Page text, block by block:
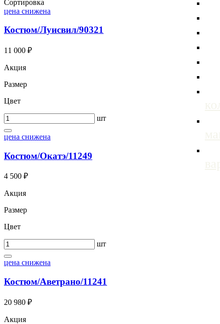
Сортировка
цена снижена
Костюм/Луисвил/90321
11 000 ₽
Акция
Размер
Цвет
шт
цена снижена
Костюм/Окатэ/11249
4 500 ₽
Акция
Размер
Цвет
шт
цена снижена
Костюм/Аветрано/11241
20 980 ₽
Акция